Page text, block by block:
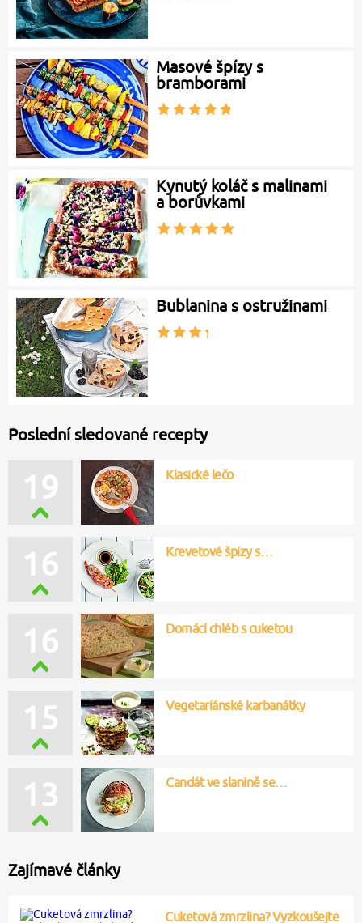
Masové špízy s
bramborami
Kynutý koláč s malinami
a borůvkami
Bublanina s ostružinami
Poslední sledované recepty
19 Klasické lečo
16 Krevetové špízy s…
16 Domácí chléb s cuketou
15 Vegetariánské karbanátky
13 Candát ve slanině se…
Zajímavé články
Cuketová zmrzlina? Vyzkoušejte